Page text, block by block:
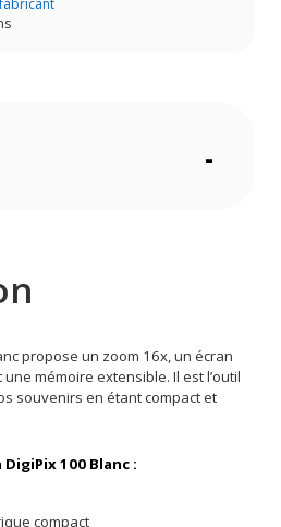
-
propose un zoom 16x, un écran
mémoire extensible. Il est l’outil
souvenirs en étant compact et
100 Blanc :
compact